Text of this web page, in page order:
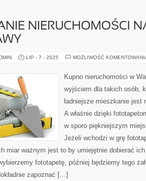
NIERUCHOMOŚCI
LIP - 7 - 2025 MOŻLIWOŚĆ
Kupno nieruchomości w
wyjściem dla takich osób,
ładniejsze mieszkanie jest
A właśnie dzięki
w sporo piękniejszym
Jeżeli wchodzi w grę
miar ważnym jest to by umiejętnie dobierać
fototapetę, później będziemy tego
zapoznać […]